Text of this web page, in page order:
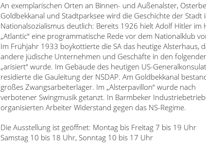
An exemplarischen Orten an Binnen- und Außenalster,
Goldbekkanal und Stadtparksee wird die Geschichte der Stadt
Nationalsozialismus deutlich: Bereits 1926 hielt Adolf Hitler im
„Atlantic“ eine programmatische Rede vor dem Nationalklub
Im Frühjahr 1933 boykottierte die SA das heutige Alsterhaus,
andere jüdische Unternehmen und Geschäfte in den
„arisiert“ wurde. Im Gebäude des heutigen US-
residierte die Gauleitung der NSDAP. Am Goldbekkanal
großes Zwangsarbeiterlager. Im „Alsterpavillon“ wurde nach
verbotener Swingmusik getanzt. In Barmbeker
organisierten Arbeiter Widerstand gegen das NS-Regime.
Die Ausstellung ist geöffnet: Montag bis Freitag 7 bis 19 Uhr
Samstag 10 bis 18 Uhr, Sonntag 10 bis 17 Uhr